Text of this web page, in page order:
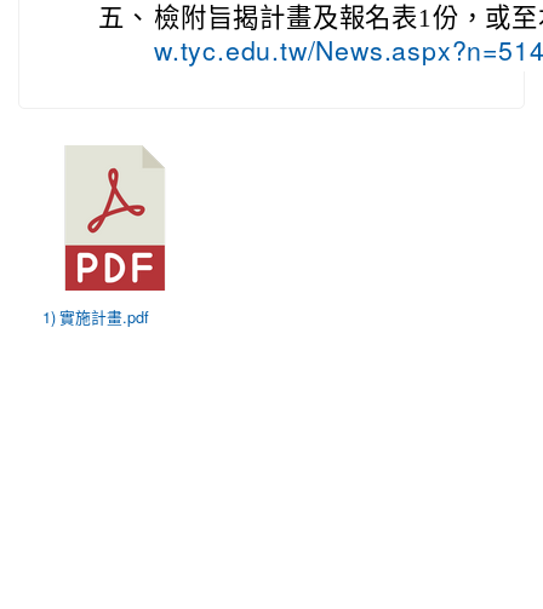
五、 檢附旨揭計畫及報名表1份，或
w.tyc.edu.tw/
1) 實施計畫.pdf